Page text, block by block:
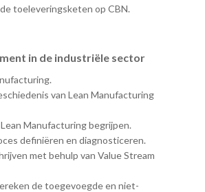
toeleveringsketen op CBN.
in de industriële sector
van Lean Manufacturing
Manufacturing begrijpen.
definiëren en diagnosticeren.
met behulp van Value Stream
de toegevoegde en niet-